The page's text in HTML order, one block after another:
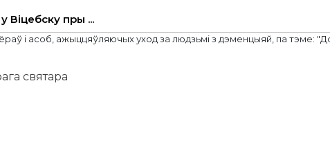
Віцебску пры ...
i асоб, ажыццяўляючых уход за людзьмi з дэменцыяй, па тэме: